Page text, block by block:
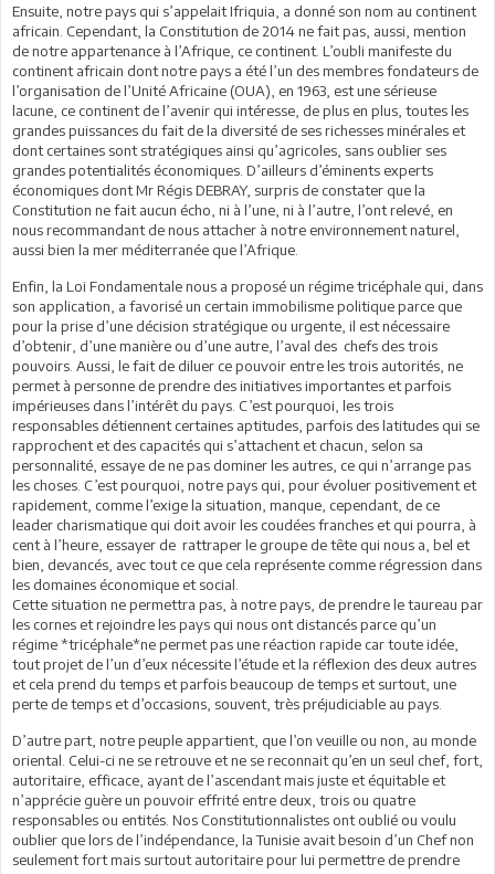
Ensuite, notre pays qui s’appelait Ifriquia, a donné son nom au continent
africain. Cependant, la Constitution de 2014 ne fait pas, aussi, mention
de notre appartenance à l’Afrique, ce continent. L’oubli manifeste du
continent africain dont notre pays a été l’un des membres fondateurs de
l’organisation de l’Unité Africaine (OUA), en 1963, est une sérieuse
lacune, ce continent de l’avenir qui intéresse, de plus en plus, toutes les
grandes puissances du fait de la diversité de ses richesses minérales et
dont certaines sont stratégiques ainsi qu’agricoles, sans oublier ses
grandes potentialités économiques. D’ailleurs d’éminents experts
économiques dont Mr Régis DEBRAY, surpris de constater que la
Constitution ne fait aucun écho, ni à l’une, ni à l’autre, l’ont relevé, en
nous recommandant de nous attacher à notre environnement naturel,
aussi bien la mer méditerranée que l’Afrique.
Enfin, la Loi Fondamentale nous a proposé un régime tricéphale qui, dans
son application, a favorisé un certain immobilisme politique parce que
pour la prise d’une décision stratégique ou urgente, il est nécessaire
d’obtenir, d’une manière ou d’une autre, l’aval des chefs des trois
pouvoirs. Aussi, le fait de diluer ce pouvoir entre les trois autorités, ne
permet à personne de prendre des initiatives importantes et parfois
impérieuses dans l’intérêt du pays. C’est pourquoi, les trois
responsables détiennent certaines aptitudes, parfois des latitudes qui se
rapprochent et des capacités qui s’attachent et chacun, selon sa
personnalité, essaye de ne pas dominer les autres, ce qui n’arrange pas
les choses. C’est pourquoi, notre pays qui, pour évoluer positivement et
rapidement, comme l’exige la situation, manque, cependant, de ce
leader charismatique qui doit avoir les coudées franches et qui pourra, à
cent à l’heure, essayer de rattraper le groupe de tête qui nous a, bel et
bien, devancés, avec tout ce que cela représente comme régression dans
les domaines économique et social.
Cette situation ne permettra pas, à notre pays, de prendre le taureau par
les cornes et rejoindre les pays qui nous ont distancés parce qu’un
régime *tricéphale*ne permet pas une réaction rapide car toute idée,
tout projet de l’un d’eux nécessite l’étude et la réflexion des deux autres
et cela prend du temps et parfois beaucoup de temps et surtout, une
perte de temps et d’occasions, souvent, très préjudiciable au pays.
D’autre part, notre peuple appartient, que l’on veuille ou non, au monde
oriental. Celui-ci ne se retrouve et ne se reconnait qu’en un seul chef, fort,
autoritaire, efficace, ayant de l’ascendant mais juste et équitable et
n’apprécie guère un pouvoir effrité entre deux, trois ou quatre
responsables ou entités. Nos Constitutionnalistes ont oublié ou voulu
oublier que lors de l’indépendance, la Tunisie avait besoin d’un Chef non
seulement fort mais surtout autoritaire pour lui permettre de prendre